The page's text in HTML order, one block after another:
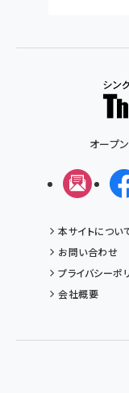
オープ
メル
本サイトについ
お問い合わせ
プライバシーポ
会社概要